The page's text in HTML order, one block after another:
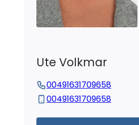
Ute Volkmar
00491631709658
00491631709658